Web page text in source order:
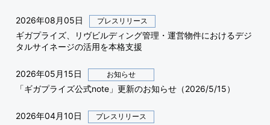
2026年08月05日 プレスリリース
ギガプライズ、リヴビルディング管理・運営物件におけるデジ
タルサイネージの活用を本格支援
2026年05月15日 お知らせ
「ギガプライズ公式note」更新のお知らせ（2026/5/15）
2026年04月10日 プレスリリース